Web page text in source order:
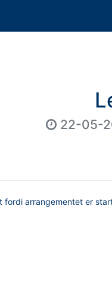
22-05-
fordi arrangementet er